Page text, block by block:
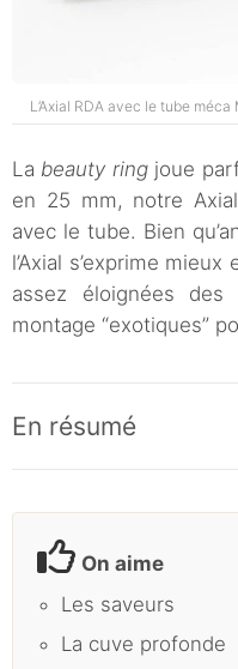
L’Axial RDA avec le tube méca
La beauty ringjoue
en 25 mm, notre
avec le tube. Bien
l’Axial s’exprime
assez éloignées des
montage “exotiques”
En résumé
On aime
Les saveurs
La cuve profonde